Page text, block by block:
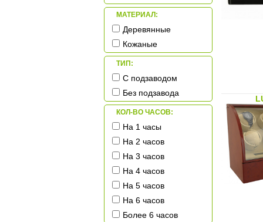
Timestory
Underwood
Vicstar
WindRose
Winstin
Wolf
МАТЕРИАЛ:
Деревянные
Кожаные
ТИП:
С подзаводом
Без подзавода
КОЛ-ВО ЧАСОВ:
На 1 часы
На 2 часов
На 3 часов
На 4 часов
На 5 часов
На 6 часов
Более 6 часов